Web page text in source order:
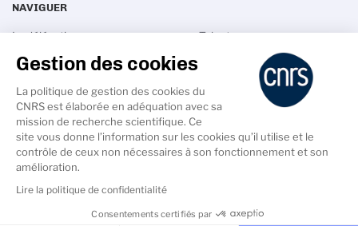
Gestion des cookies
La politique de gestion des cookies du
CNRS est élaborée en adéquation avec sa
mission de recherche scientifique. Ce
site vous donne l’information sur les cookies qu’il utilise et le
contrôle de ceux non nécessaires à son fonctionnement et son
amélioration.
Lire la politique de confidentialité
Consentements certifiés par
Crédits Gestion des cookies Mentions légales
NAVIGUER
La délégation
Recherche
Science pour tous
Talents
Espace presse
Offres d'emploi